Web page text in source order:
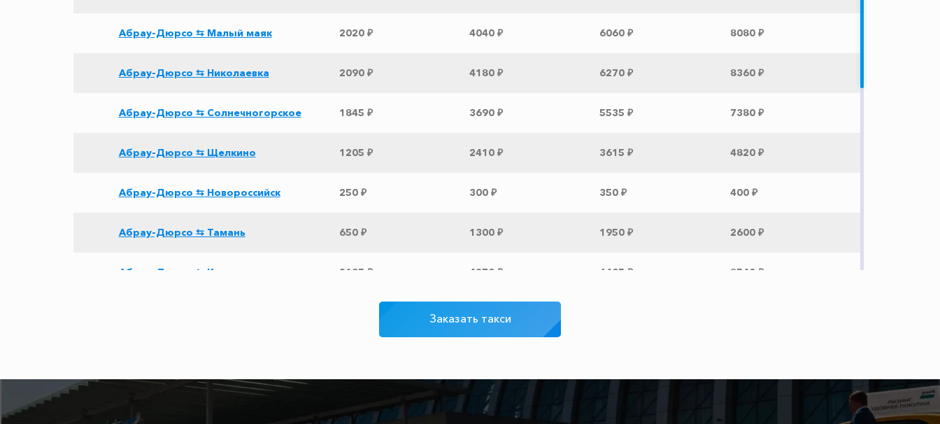
Абрау-Дюрсо ⇆ Малый маяк 2020 ₽ 4040 ₽ 6060 ₽ 8080 ₽
Абрау-Дюрсо ⇆ Николаевка 2090 ₽ 4180 ₽ 6270 ₽ 8360 ₽
Абрау-Дюрсо ⇆ Солнечногорское 1845 ₽ 3690 ₽ 5535 ₽ 7380 ₽
Абрау-Дюрсо ⇆ Щелкино 1205 ₽ 2410 ₽ 3615 ₽ 4820 ₽
Абрау-Дюрсо ⇆ Новороссийск 250 ₽ 300 ₽ 350 ₽ 400 ₽
Абрау-Дюрсо ⇆ Тамань 650 ₽ 1300 ₽ 1950 ₽ 2600 ₽
Абрау-Дюрсо ⇆ Красноперекопск 2135 ₽ 4270 ₽ 6405 ₽ 8540 ₽
Абрау-Дюрсо ⇆ Джубга 1280 ₽
Заказать такси